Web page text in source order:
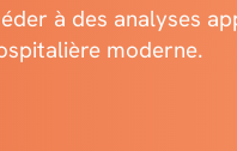
à des analyses
moderne.